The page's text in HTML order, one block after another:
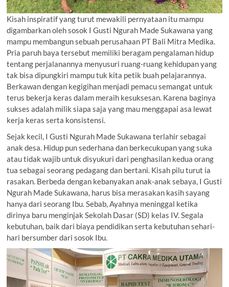
Kisah inspiratif yang turut mewakili pernyataan itu mampu
digambarkan oleh sosok I Gusti Ngurah Made Sukawana yang
mampu membangun sebuah perusahaan PT Bali Mitra Medika.
Pria paruh baya tersebut memiliki beragam pengalaman hidup
tentang perjalanannya menyusuri ruang-ruang kehidupan yang
tak bisa dipungkiri mampu tuk kita petik buah pelajarannya.
Berkawan dengan kegigihan menjadi pemacu semangat untuk
terus bekerja keras dalam meraih kesuksesan. Karena baginya
sukses adalah milik siapa saja yang mau menggapai asa lewat
kerja keras serta konsistensi.
Sejak kecil, I Gusti Ngurah Made Sukawana terlahir sebagai
anak desa. Hidup pun sederhana dan berkecukupan yang suka
atau tidak wajib untuk disyukuri dari penghasilan kedua orang
tua sebagai seorang pedagang dan bertani. Kisah pilu turut ia
rasakan. Berbeda dengan kebanyakan anak-anak sebaya, I Gusti
Ngurah Made Sukawana, harus bisa merasakan kasih sayang
hanya dari seorang Ibu. Sebab, Ayahnya meninggal ketika
dirinya baru menginjak Sekolah Dasar (SD) kelas IV. Segala
kebutuhan, baik dari biaya pendidikan serta kebutuhan sehari-
hari bersumber dari sosok Ibu.